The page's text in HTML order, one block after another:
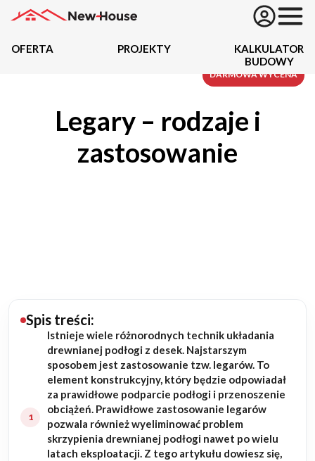
Budowa domu
Rezydencje
Rozbudowa
Remonty
OFERTA PROJEKTY
KALKULATOR
BUDOWY
Legary – rodzaje i
zastosowanie
Spis treści:
Istnieje wiele różnorodnych technik układania
drewnianej podłogi z desek. Najstarszym
sposobem jest zastosowanie tzw. legarów. To
element konstrukcyjny, który będzie odpowiadał
za prawidłowe podparcie podłogi i przenoszenie
obciążeń. Prawidłowe zastosowanie legarów
pozwala również wyeliminować problem
skrzypienia drewnianej podłogi nawet po wielu
latach eksploatacji. Z tego artykułu dowiesz się,
DARMOWA WYCENA